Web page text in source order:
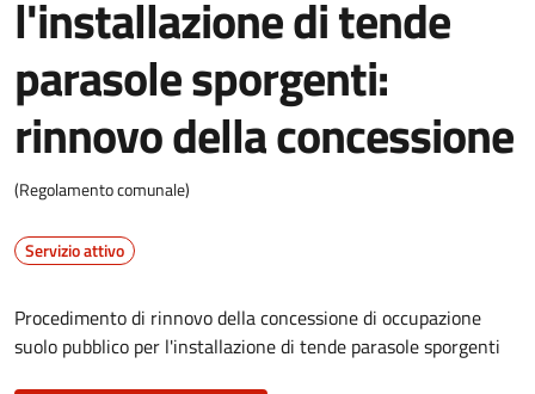
l'installazione di tende
parasole sporgenti:
rinnovo della concessione
(Regolamento comunale)
Servizio attivo
Procedimento di rinnovo della concessione di occupazione
suolo pubblico per l'installazione di tende parasole sporgenti